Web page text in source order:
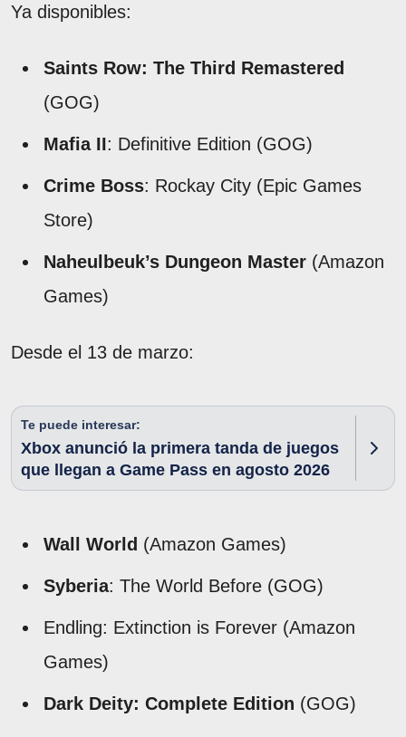
Ya disponibles:
Saints Row: The Third Remastered
(GOG)
Mafia II: Definitive Edition (GOG)
Crime Boss: Rockay City (Epic Games
Store)
Naheulbeuk’s Dungeon Master (Amazon
Games)
Desde el 13 de marzo:
Te puede interesar:
Xbox anunció la primera tanda de juegos
que llegan a Game Pass en agosto 2026
Wall World (Amazon Games)
Syberia: The World Before (GOG)
Endling: Extinction is Forever (Amazon
Games)
Dark Deity: Complete Edition (GOG)